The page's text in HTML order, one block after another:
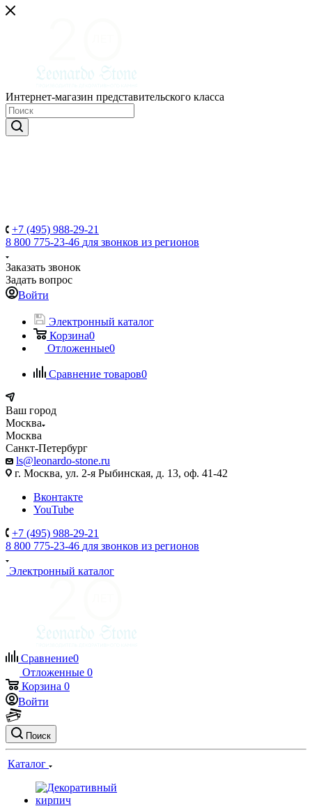
Интернет-магазин представительского класса
+7 (495) 988-29-21
8 800 775-23-46 для звонков из регионов
Заказать звонок
Задать вопрос
Войти
Электронный каталог
Корзина0
Отложенные0
Сравнение товаров0
Ваш город
Москва
Москва
Санкт-Петербург
ls@leonardo-stone.ru
г. Москва, ул. 2-я Рыбинская, д. 13, оф. 41-42
Вконтакте
YouTube
+7 (495) 988-29-21
8 800 775-23-46 для звонков из регионов
Электронный каталог
Сравнение0
Отложенные 0
Корзина 0
Войти
Поиск
Каталог